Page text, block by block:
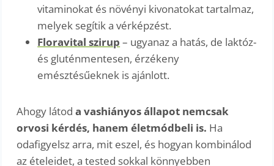
vitaminokat és növényi kivonatokat tartalmaz,
melyek segítik a vérképzést.
Floravital szirup – ugyanaz a hatás, de laktóz-
és gluténmentesen, érzékeny
emésztésűeknek is ajánlott.
Ahogy látoda vashiányos állapot nemcsak
orvosi kérdés, hanem életmódbeli is. Ha
odafigyelsz arra, mit eszel, és hogyan kombinálod
az ételeidet, a tested sokkal könnyebben